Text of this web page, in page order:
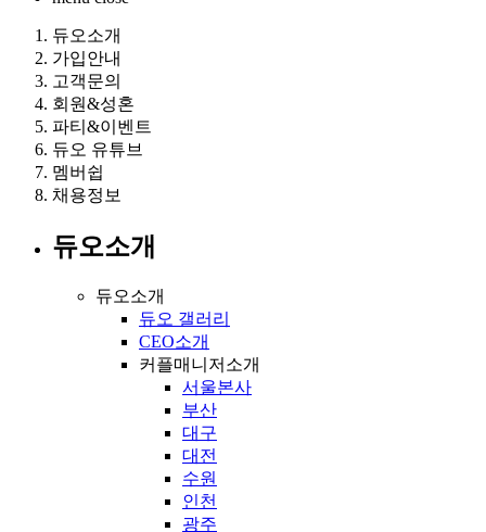
듀오소개
가입안내
고객문의
회원&성혼
파티&이벤트
듀오 유튜브
멤버쉽
채용정보
듀오소개
듀오소개
듀오 갤러리
CEO소개
커플매니저소개
서울본사
부산
대구
대전
수원
인천
광주